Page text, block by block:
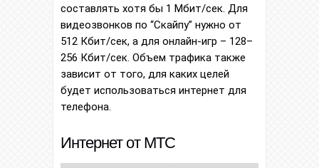
составлять хотя бы 1 Мбит/сек. Для
видеозвонков по “Скайпу” нужно от
512 Кбит/сек, а для онлайн-игр – 128–
256 Кбит/сек. Объем трафика также
зависит от того, для каких целей
будет использоваться интернет для
телефона.
Интернет от МТС